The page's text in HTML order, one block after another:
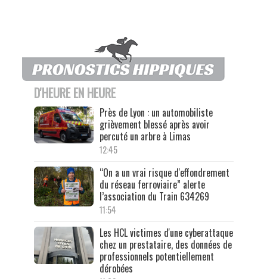
D'HEURE EN HEURE
Près de Lyon : un automobiliste
grièvement blessé après avoir
percuté un arbre à Limas
12:45
“On a un vrai risque d'effondrement
du réseau ferroviaire” alerte
l’association du Train 634269
11:54
Les HCL victimes d'une cyberattaque
chez un prestataire, des données de
professionnels potentiellement
dérobées